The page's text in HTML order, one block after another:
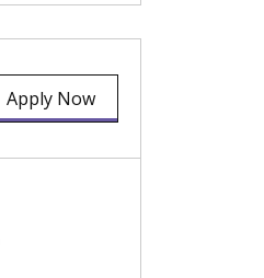
Apply Now